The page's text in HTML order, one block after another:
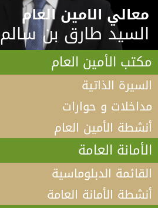
معالي الامين العام
السيد طارق بن سالم
مكتب الأمين العام
السيرة الذاتية
مداخلات و حوارات
أنشطة الأمين العام
الأمانة العامة
القائمة الدبلوماسية
أنشطة الأمانة العامة